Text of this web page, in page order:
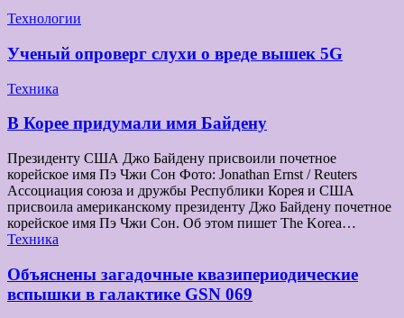
Технологии
Ученый опроверг слухи о вреде вышек 5G
Техника
В Корее придумали имя Байдену
Президенту США Джо Байдену присвоили почетное
корейское имя Пэ Чжи Сон Фото: Jonathan Ernst / Reuters
Ассоциация союза и дружбы Республики Корея и США
присвоила американскому президенту Джо Байдену почетное
корейское имя Пэ Чжи Сон. Об этом пишет The Korea…
Техника
Объяснены загадочные квазипериодические
вспышки в галактике GSN 069